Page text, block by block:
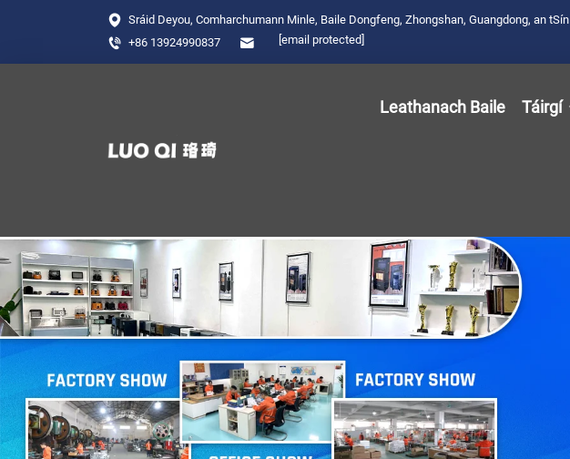
Sráid Deyou, Comharchumann Minle, Baile Dongfeng, Zhongshan, Guangdong, an tSín
+86 13924990837
[email protected]
Leathanach Baile Táirgí